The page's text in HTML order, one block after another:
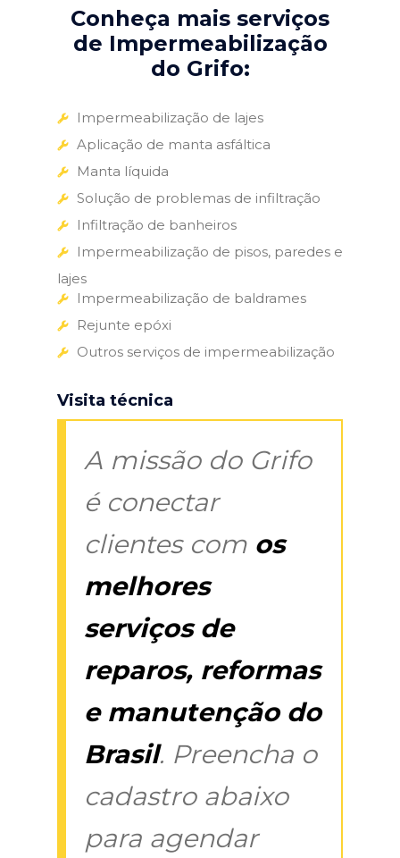
Conheça mais serviços
de Impermeabilização
do Grifo:
Impermeabilização de lajes
Aplicação de manta asfáltica
Manta líquida
Solução de problemas de infiltração
Infiltração de banheiros
Impermeabilização de pisos, paredes e
lajes
Impermeabilização de baldrames
Rejunte epóxi
Outros serviços de impermeabilização
Visita técnica
A missão do Grifo
é conectar
clientes com os
melhores
serviços de
reparos, reformas
e manutenção do
Brasil. Preencha o
cadastro abaixo
para agendar